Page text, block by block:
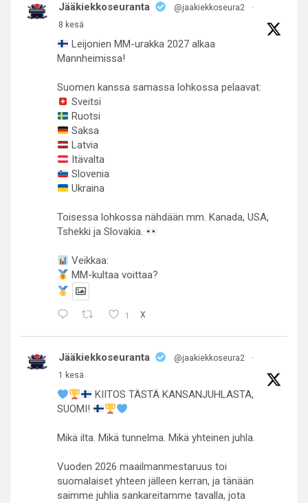
Jääkiekkoseuranta @jaakiekkoseura2
·
8 kesä
Leijonien MM-urakka 2027 alkaa
Mannheimissa!
Suomen kanssa samassa lohkossa pelaavat:
Sveitsi
Ruotsi
Saksa
Latvia
Itävalta
Slovenia
Ukraina
Toisessa lohkossa nähdään mm. Kanada, USA,
Tshekki ja Slovakia.
Veikkaa:
MM-kultaa voittaa?
1 X
Jääkiekkoseuranta @jaakiekkoseura2
·
1 kesä
KIITOS TÄSTÄ KANSANJUHLASTA,
SUOMI!
Mikä ilta. Mikä tunnelma. Mikä yhteinen juhla.
Vuoden 2026 maailmanmestaruus toi
suomalaiset yhteen jälleen kerran, ja tänään
saimme juhlia sankareitamme tavalla, jota